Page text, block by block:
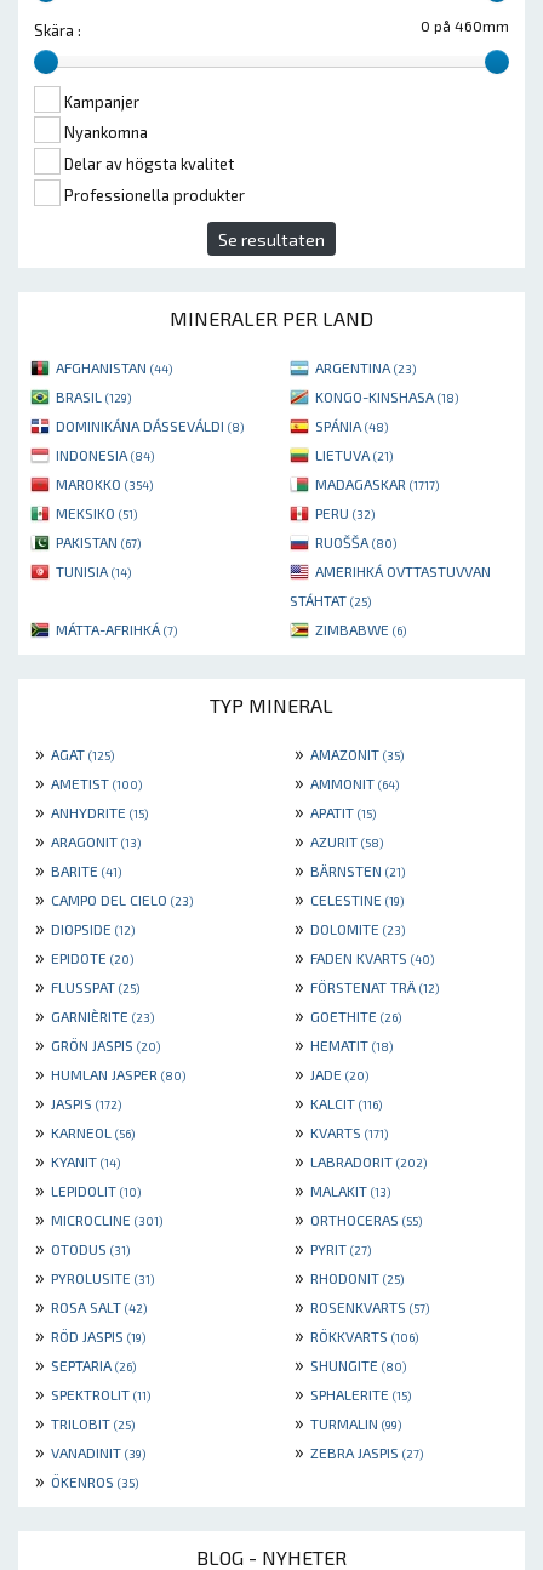
0 på 460mm
Skära :
Kampanjer
Nyankomna
Delar av högsta kvalitet
Professionella produkter
Se resultaten
MINERALER PER LAND
AFGHANISTAN (44) ARGENTINA (23)
BRASIL (129) KONGO-KINSHASA (18)
DOMINIKÁNA DÁSSEVÁLDI (8) SPÁNIA (48)
INDONESIA (84) LIETUVA (21)
MAROKKO (354) MADAGASKAR (1717)
MEKSIKO (51) PERU (32)
PAKISTAN (67) RUOŠŠA (80)
TUNISIA (14)
AMERIHKÁ OVTTASTUVVAN
STÁHTAT (25)
MÁTTA-AFRIHKÁ (7) ZIMBABWE (6)
TYP MINERAL
» AGAT (125) » AMAZONIT (35)
» AMETIST (100) » AMMONIT (64)
» ANHYDRITE (15) » APATIT (15)
» ARAGONIT (13) » AZURIT (58)
» BARITE (41) » BÄRNSTEN (21)
» CAMPO DEL CIELO (23) » CELESTINE (19)
» DIOPSIDE (12) » DOLOMITE (23)
» EPIDOTE (20) » FADEN KVARTS (40)
» FLUSSPAT (25) » FÖRSTENAT TRÄ (12)
» GARNIÈRITE (23) » GOETHITE (26)
» GRÖN JASPIS (20) » HEMATIT (18)
» HUMLAN JASPER (80) » JADE (20)
» JASPIS (172) » KALCIT (116)
» KARNEOL (56) » KVARTS (171)
» KYANIT (14) » LABRADORIT (202)
» LEPIDOLIT (10) » MALAKIT (13)
» MICROCLINE (301) » ORTHOCERAS (55)
» OTODUS (31) » PYRIT (27)
» PYROLUSITE (31) » RHODONIT (25)
» ROSA SALT (42) » ROSENKVARTS (57)
» RÖD JASPIS (19) » RÖKKVARTS (106)
» SEPTARIA (26) » SHUNGITE (80)
» SPEKTROLIT (11) » SPHALERITE (15)
» TRILOBIT (25) » TURMALIN (99)
» VANADINIT (39) » ZEBRA JASPIS (27)
» ÖKENROS (35)
BLOG - NYHETER